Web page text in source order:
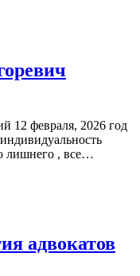
12 февраля, 2026 год
лишнего , все…
адвокатов